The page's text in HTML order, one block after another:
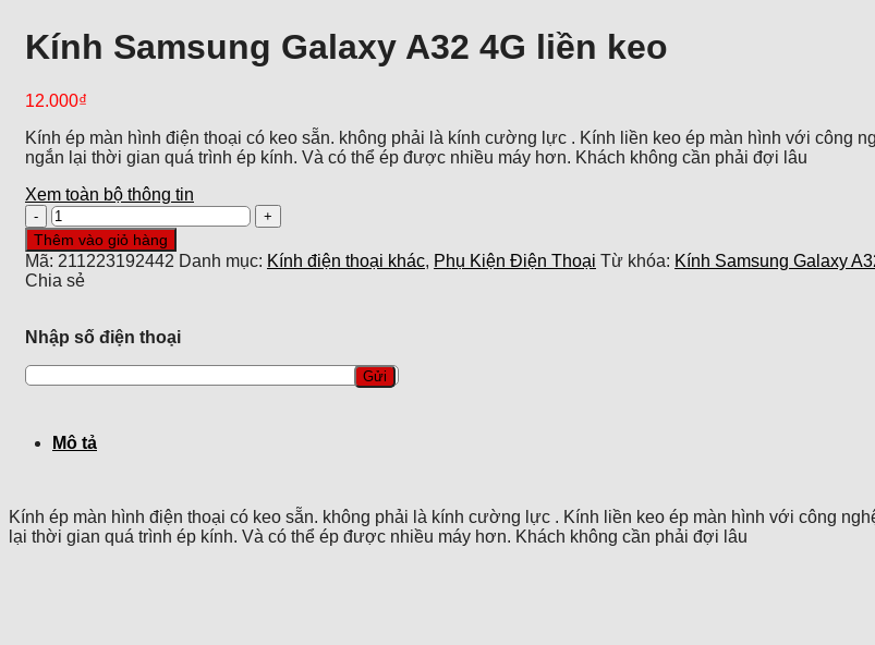
Kính Samsung Galaxy A32 4G liền keo
12.000₫
Kính ép màn hình điện thoại có keo sẵn. không phải là kính cường lực . Kính liền keo ép màn hình với công
ngắn lại thời gian quá trình ép kính. Và có thể ép được nhiều máy hơn. Khách không cần phải đợi lâu
Xem toàn bộ thông tin
Kính
Samsung
Galaxy
A32
4G
keo
số
lượng
Thêm vào giỏ hàng
Mã: 211223192442 Danh mục: Kính điện thoại khác, Phụ Kiện Điện Thoại Từ khóa: Kính Samsung Galaxy
Chia sẻ
Nhập số điện thoại
Mô tả
Kính ép màn hình điện thoại có keo sẵn. không phải là kính cường lực . Kính liền keo ép màn hình với công
lại thời gian quá trình ép kính. Và có thể ép được nhiều máy hơn. Khách không cần phải đợi lâu